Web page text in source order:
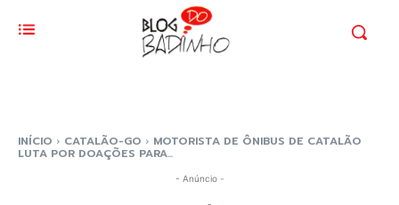
INÍCIO CATALÃO-GO MOTORISTA DE ÔNIBUS DE CATALÃO
LUTA POR DOAÇÕES PARA...
- Anúncio -